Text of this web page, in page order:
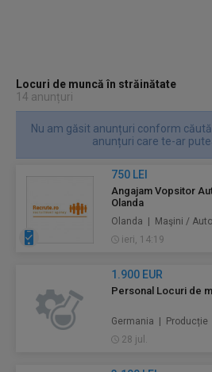
Locuri de muncă în străinătate
14 anunțuri
Nu am găsit anunțuri conform
anunțuri care te-ar
750 LEI
Angajam Vopsitor
Olanda
Olanda | Maşini / Auto
ieri, 14:19
1.900 EUR
Personal Locuri de
Germania | Producție
28 jul.